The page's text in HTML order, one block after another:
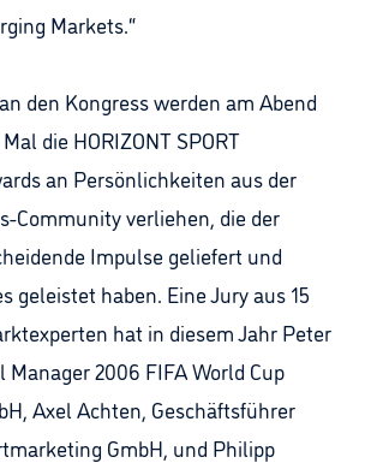
Markets.“
den Kongress werden am Abend
die HORIZONT SPORT
an Persönlichkeiten aus der
Community verliehen, die der
Impulse geliefert und
geleistet haben. Eine Jury aus 15
hat in diesem Jahr Peter
Manager 2006 FIFA World Cup
Axel Achten, Geschäftsführer
GmbH, und Philipp